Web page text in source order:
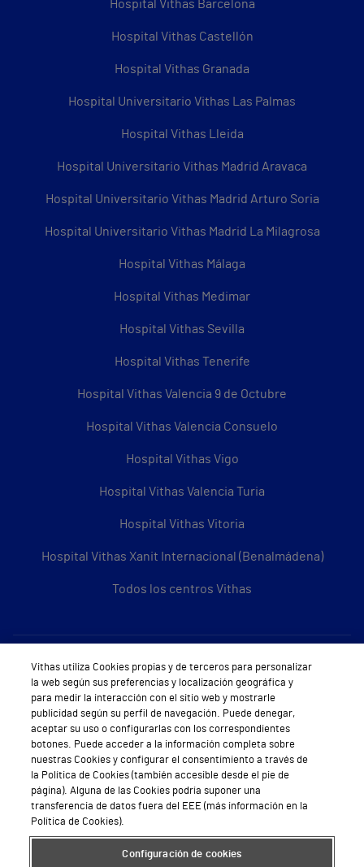
Hospital Vithas Barcelona
Hospital Vithas Castellón
Hospital Vithas Granada
Hospital Universitario Vithas Las Palmas
Hospital Vithas Lleida
Hospital Universitario Vithas Madrid Aravaca
Hospital Universitario Vithas Madrid Arturo Soria
Hospital Universitario Vithas Madrid La Milagrosa
Hospital Vithas Málaga
Hospital Vithas Medimar
Hospital Vithas Sevilla
Hospital Vithas Tenerife
Hospital Vithas Valencia 9 de Octubre
Hospital Vithas Valencia Consuelo
Hospital Vithas Vigo
Hospital Vithas Valencia Turia
Hospital Vithas Vitoria
Hospital Vithas Xanit Internacional (Benalmádena)
Todos los centros Vithas
Sobre Vithas
Quiénes somos
Trabajar en Vithas
Teléfono Cita Médica
Teléfono Atención al Cliente
Política de seguridad y salud en el trabajo
Conoce a Supervita
Vithas utiliza Cookies propias y de terceros para personalizar
la web según sus preferencias y localización geográfica y
para medir la interacción con el sitio web y mostrarle
publicidad según su perfil de navegación. Puede denegar,
aceptar su uso o configurarlas con los correspondientes
botones. Puede acceder a la información completa sobre
nuestras Cookies y configurar el consentimiento a través de
la Política de Cookies (también accesible desde el pie de
página). Alguna de las Cookies podría suponer una
transferencia de datos fuera del EEE (más información en la
Política de Cookies).
Configuración de cookies